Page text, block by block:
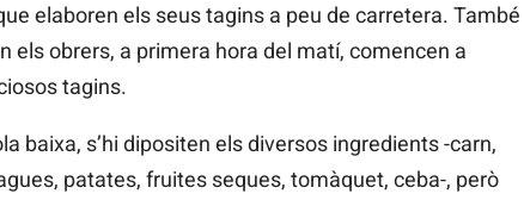
elaboren els seus tagins a peu de carretera. També
els obrers, a primera hora del matí, comencen a
tagins.
baixa, s’hi dipositen els diversos ingredients -carn,
patates, fruites seques, tomàquet, ceba-, però